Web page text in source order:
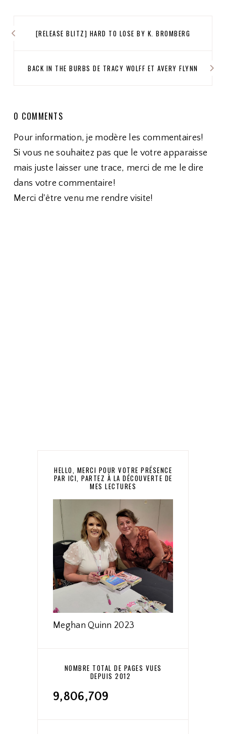
[RELEASE BLITZ] HARD TO LOSE BY K. BROMBERG
BACK IN THE BURBS DE TRACY WOLFF ET AVERY FLYNN
0 COMMENTS
Pour information, je modère les commentaires!
Si vous ne souhaitez pas que le votre apparaisse
mais juste laisser une trace, merci de me le dire
dans votre commentaire!
Merci d'être venu me rendre visite!
HELLO, MERCI POUR VOTRE PRÉSENCE
PAR ICI, PARTEZ À LA DÉCOUVERTE DE
MES LECTURES
Meghan Quinn 2023
NOMBRE TOTAL DE PAGES VUES
DEPUIS 2012
9,806,709